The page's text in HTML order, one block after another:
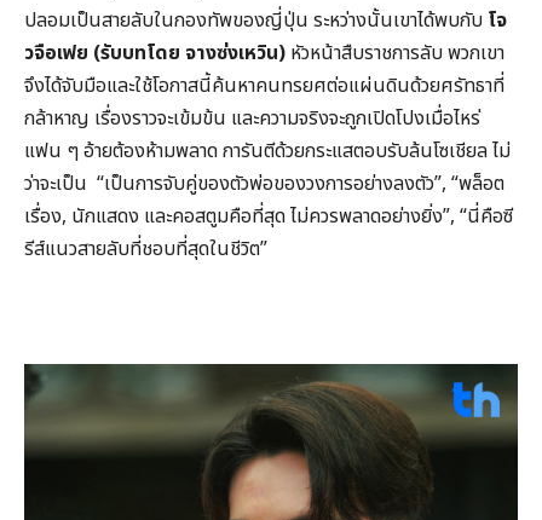
ปลอมเป็นสายลับในกองทัพของญี่ปุ่น ระหว่างนั้นเขาได้พบกับ โจ
วจือเฟย (รับบทโดย จางซ่งเหวิน) หัวหน้าสืบราชการลับ พวกเขา
จึงได้จับมือและใช้โอกาสนี้ค้นหาคนทรยศต่อแผ่นดินด้วยศรัทธาที่
กล้าหาญ เรื่องราวจะเข้มข้น และความจริงจะถูกเปิดโปงเมื่อไหร่
แฟน ๆ อ้ายต้องห้ามพลาด การันตีด้วยกระแสตอบรับล้นโซเชียล ไม่
ว่าจะเป็น “เป็นการจับคู่ของตัวพ่อของวงการอย่างลงตัว”, “พล็อต
เรื่อง, นักแสดง และคอสตูมคือที่สุด ไม่ควรพลาดอย่างยิ่ง”, “นี่คือซี
รีส์แนวสายลับที่ชอบที่สุดในชีวิต”